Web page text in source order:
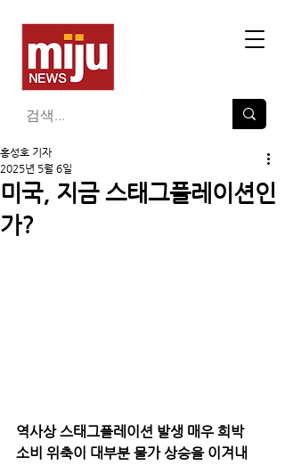
미국, 지금 스태그플레이션인
가?
홍성호 기자
2025년 5월 6일
역사상 스태그플레이션 발생 매우 희박
소비 위축이 대부분 물가 상승을 이겨내